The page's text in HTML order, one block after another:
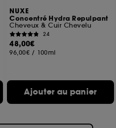
NUXE
Concentré Hydra Repulpant
Cheveux & Cuir Chevelu
24
48,00€
96,00€ / 100ml
Ajouter au panier